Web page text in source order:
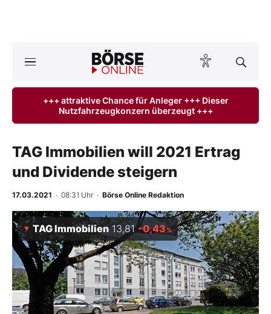
ktuelle Ausgabe BÖRSE ONLINE lesen
Anlageprodukte
Finanz-Check
BO-Musterdepots
Experten
Mein B:O
+++ attraktive Chance für Anleger +++ Dieser
Nutzfahrzeugkonzern überzeugt +++
TAG Immobilien will 2021 Ertrag
und Dividende steigern
17.03.2021 · 08:31 Uhr · Börse Online Redaktion
TAG Immobilien 13,81 -0,43%